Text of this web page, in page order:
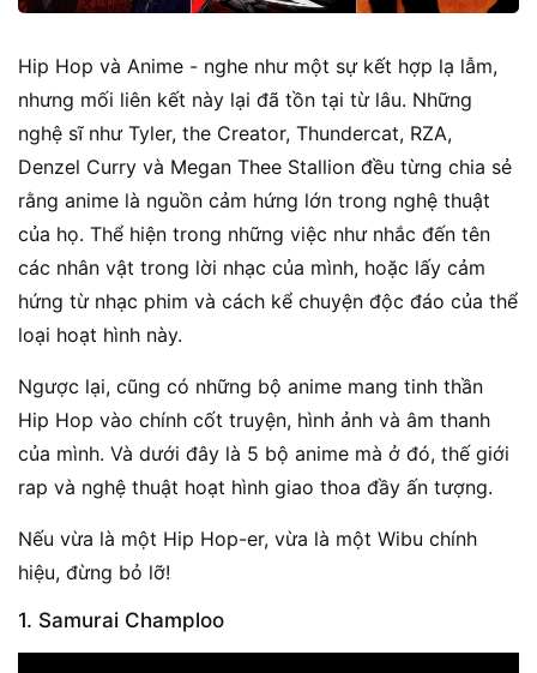
Hip Hop và Anime - nghe như một sự kết hợp lạ lẫm,
nhưng mối liên kết này lại đã tồn tại từ lâu. Những
nghệ sĩ như Tyler, the Creator, Thundercat, RZA,
Denzel Curry và Megan Thee Stallion đều từng chia sẻ
rằng anime là nguồn cảm hứng lớn trong nghệ thuật
của họ. Thể hiện trong những việc như nhắc đến tên
các nhân vật trong lời nhạc của mình, hoặc lấy cảm
hứng từ nhạc phim và cách kể chuyện độc đáo của thể
loại hoạt hình này.
Ngược lại, cũng có những bộ anime mang tinh thần
Hip Hop vào chính cốt truyện, hình ảnh và âm thanh
của mình. Và dưới đây là 5 bộ anime mà ở đó, thế giới
rap và nghệ thuật hoạt hình giao thoa đầy ấn tượng.
Nếu vừa là một Hip Hop-er, vừa là một Wibu chính
hiệu, đừng bỏ lỡ!
1. Samurai Champloo